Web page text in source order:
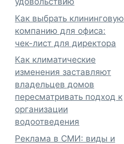
Как выбрать клининговую
компанию для офиса:
чек-лист для директора
Как климатические
изменения заставляют
владельцев домов
пересматривать подход к
организации
водоотведения
Реклама в СМИ: виды и